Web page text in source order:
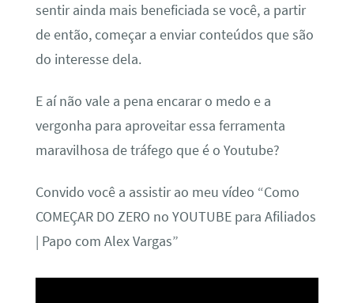
sentir ainda mais beneficiada se você, a partir
de então, começar a enviar conteúdos que são
do interesse dela.
E aí não vale a pena encarar o medo e a
vergonha para aproveitar essa ferramenta
maravilhosa de tráfego que é o Youtube?
Convido você a assistir ao meu vídeo “Como
COMEÇAR DO ZERO no YOUTUBE para Afiliados
| Papo com Alex Vargas”